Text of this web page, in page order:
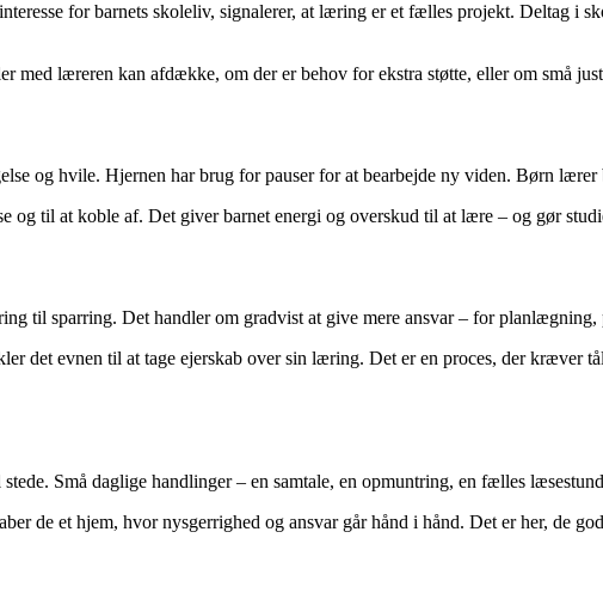
for barnets skoleliv, signalerer, at læring er et fælles projekt. Deltag i
med læreren kan afdække, om der er behov for ekstra støtte, eller om små
og hvile. Hjernen har brug for pauser for at bearbejde ny viden. Børn
til at koble af. Det giver barnet energi og overskud til at lære – og gør
til sparring. Det handler om gradvist at give mere ansvar – for
det evnen til at tage ejerskab over sin læring. Det er en proces, der kræver
Små daglige handlinger – en samtale, en opmuntring, en fælles
de et hjem, hvor nysgerrighed og ansvar går hånd i hånd. Det er her, de